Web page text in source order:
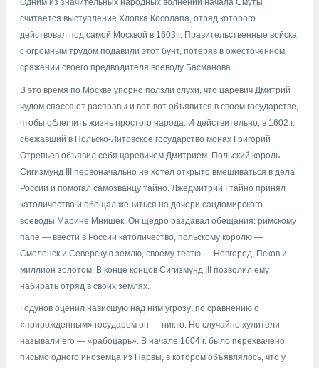
Одним из значительных народных волнений начала Смуты
считается выступление Хлопка Косолапа, отряд которого
действовал под самой Москвой в 1603 г. Правительственные войска
с огромным трудом подавили этот бунт, потеряв в ожесточенном
сражении своего предводителя воеводу Басманова.
В это время по Москве упорно ползли слухи, что царевич Дмитрий
чудом спасся от расправы и вот-вот объявится в своем государстве,
чтобы облегчить жизнь простого народа. И действительно, в 1602 г.
сбежавший в Польско-Литовское государство монах Григорий
Отрепьев объявил себя царевичем Дмитрием. Польский король
Сигизмунд III первоначально не хотел открыто вмешиваться в дела
России и помогал самозванцу тайно. Лжедмитрий I тайно принял
католичество и обещал жениться на дочери сандомирского
воеводы Марине Мнишек. Он щедро раздавал обещания: римскому
папе — ввести в России католичество, польскому королю —
Смоленск и Северскую землю, своему тестю — Новгород, Псков и
миллион золотом. В конце концов Сигизмунд III позволил ему
набирать отряд в своих землях.
Годунов оценил нависшую над ним угрозу: по сравнению с
«прирожденным» государем он — никто. Не случайно хулители
называли его — «рабоцарь». В начале 1604 г. было перехвачено
письмо одного иноземца из Нарвы, в котором объявлялось, что у